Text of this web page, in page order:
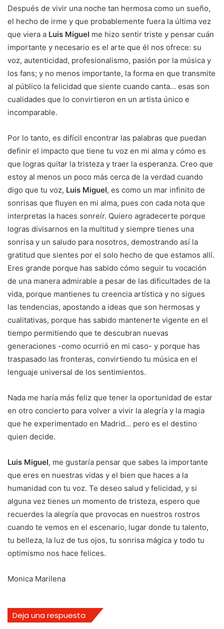
Después de vivir una noche tan hermosa como un sueño,
el hecho de irme y que probablemente fuera la última vez
que viera a Luis Miguel me hizo sentir triste y pensar cuán
importante y necesario es el arte que él nos ofrece: su
voz, autenticidad, profesionalismo, pasión por la música y
los fans; y no menos importante, la forma en que transmite
al público la felicidad que siente cuando canta… esas son
cualidades que lo convirtieron en un artista único e
incomparable.
Por lo tanto, es difícil encontrar las palabras que puedan
definir el impacto que tiene tu voz en mi alma y cómo es
que logras quitar la tristeza y traer la esperanza. Creo que
estoy al menos un poco más cerca de la verdad cuando
digo que tu voz, Luis Miguel, es como un mar infinito de
sonrisas que fluyen en mi alma, pues con cada nota que
interpretas la haces sonreír. Quiero agradecerte porque
logras divisarnos en la multitud y siempre tienes una
sonrisa y un saludo para nosotros, demostrando así la
gratitud que sientes por el solo hecho de que estamos allí.
Eres grande porque has sabido cómo seguir tu vocación
de una manera admirable a pesar de las dificultades de la
vida, porque mantienes tu creencia artística y no sigues
las tendencias, apostando a ideas que son hermosas y
cualitativas, porque has sabido mantenerte vigente en el
tiempo permitiendo que te descubran nuevas
generaciones -como ocurrió en mi caso- y porque has
traspasado las fronteras, convirtiendo tu música en el
lenguaje universal de los sentimientos.
Nada me haría más feliz que tener la oportunidad de estar
en otro concierto para volver a vivir la alegría y la magia
que he experimentado en Madrid… pero es el destino
quien decide.
Luis Miguel, me gustaría pensar que sabes la importante
que eres en nuestras vidas y el bien que haces a la
humanidad con tu voz. Te deseo salud y felicidad, y si
alguna vez tienes un momento de tristeza, espero que
recuerdes la alegría que provocas en nuestros rostros
cuando te vemos en el escenario, lugar donde tu talento,
tu belleza, la luz de tus ojos, tu sonrisa mágica y todo tu
optimismo nos hace felices.
Monica Marilena
Deja una respuesta